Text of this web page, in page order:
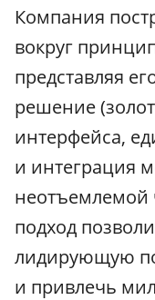
Компания
вокруг
представляя
решение
интерфейса,
и интеграция
неотъемлемой
подход
лидирующую
и привлечь